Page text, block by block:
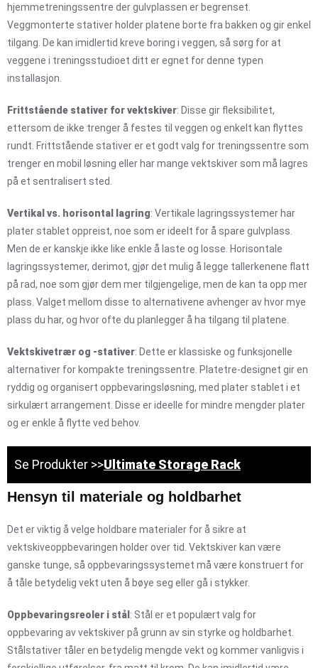
hjemmetreningssentre der gulvplassen er begrenset.
Veggmonterte stativer holder platene borte fra bakken og gir enkel
tilgang. De kan imidlertid kreve boring i veggen, så sørg for at
veggene i treningsstudioet ditt er egnet for denne typen
installasjon.
Frittstående stativer for vektskiver: Disse gir fleksibilitet,
ettersom de ikke trenger å festes til veggen og enkelt kan flyttes
rundt. Frittstående stativer er et godt valg for treningssentre som
trenger en mobil løsning eller har mange vektskiver som må lagres
på et sentralisert sted.
Vertikal vs. horisontal lagring: Vertikale lagringssystemer har
plater stablet oppreist, noe som er ideelt for å spare gulvplass.
Men de er kanskje ikke like enkle å laste og losse. Horisontale
lagringssystemer, derimot, gjør det mulig å legge tallerkenene flatt
på rad, noe som gjør dem mer tilgjengelige, men de kan ta opp mer
plass. Valget mellom disse to alternativene avhenger av hvor mye
plass du har, og hvor ofte du planlegger å ha tilgang til platene.
Vektskivetrær og -stativer: Dette er klassiske og funksjonelle
alternativer for kompakte treningssentre. Platetre-designet gir en
ryddig og organisert oppbevaringsløsning, med plater stablet i et
sirkulært arrangement. Disse er ideelle for mindre mengder plater
og er enkle å flytte ved behov.
Se Produkter >>Ultimate Storage Rack
Hensyn til materiale og holdbarhet
Det er viktig å velge holdbare materialer for å sikre at
vektskiveoppbevaringen holder over tid. Vektskiver kan være
ganske tunge, så oppbevaringssystemet må være konstruert for
å tåle betydelig vekt uten å bøye seg eller gå i stykker.
Oppbevaringsreoler i stål : Stål er et populært valg for
oppbevaring av vektskiver på grunn av sin styrke og holdbarhet.
Stålstativer tåler en betydelig mengde vekt og kommer vanligvis i